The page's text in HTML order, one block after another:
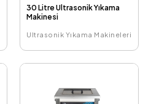
30 Litre Ultrasonik Yıkama
Makinesi
Ultrasonik Yıkama Makineleri